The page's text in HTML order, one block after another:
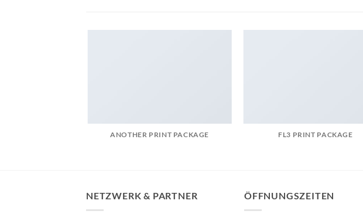
ANOTHER PRINT PACKAGE FL3 PRINT PACKAGE
NETZWERK & PARTNER ÖFFNUNGSZEITEN